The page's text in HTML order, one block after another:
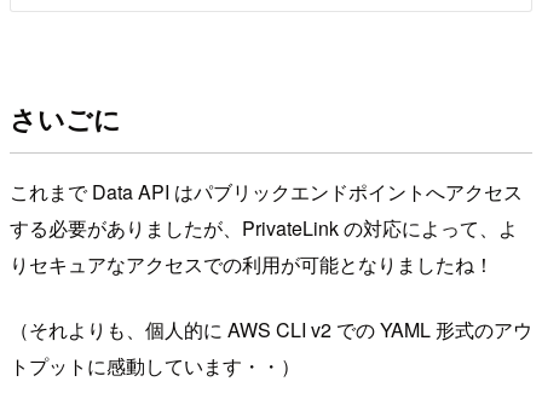
さいごに
これまで Data API はパブリックエンドポイントへアクセス
する必要がありましたが、PrivateLink の対応によって、よ
りセキュアなアクセスでの利用が可能となりましたね！
（それよりも、個人的に AWS CLI v2 での YAML 形式のアウ
トプットに感動しています・・）